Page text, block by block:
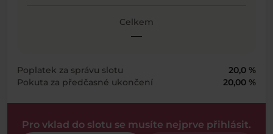
Celkem
—
Poplatek za správu slotu
20,0 %
Pokuta za předčasné ukončení
20,00 %
Pro vklad do slotu se musíte nejprve přihlásit.